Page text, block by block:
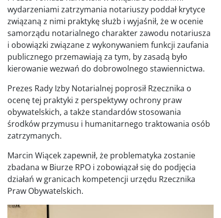
wydarzeniami zatrzymania notariuszy poddał krytyce
związaną z nimi praktykę służb i wyjaśnił, że w ocenie
samorządu notarialnego charakter zawodu notariusza
i obowiązki związane z wykonywaniem funkcji zaufania
publicznego przemawiają za tym, by zasadą było
kierowanie wezwań do dobrowolnego stawiennictwa.
Prezes Rady Izby Notarialnej poprosił Rzecznika o
ocenę tej praktyki z perspektywy ochrony praw
obywatelskich, a także standardów stosowania
środków przymusu i humanitarnego traktowania osób
zatrzymanych.
Marcin Wiącek zapewnił, że problematyka zostanie
zbadana w Biurze RPO i zobowiązał się do podjęcia
działań w granicach kompetencji urzędu Rzecznika
Praw Obywatelskich.